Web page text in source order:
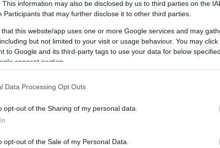
This information may also be disclosed by us to third parties on the
Participants that may further disclose it to other third parties.
that this website/app uses one or more Google services and may
but not limited to your visit or usage behaviour. You may
to Google and its third-party tags to use your data for below
consent section.
Data Processing Opt Outs
opt-out of the Sharing of my personal data.
opt-out of the Sale of my Personal Data.
tartalomnak minősülnek, értük aszolgáltatás technikai
nem ellenőrzi. Kifogás esetén forduljon a blog szerkesztőjéhez.
A
A